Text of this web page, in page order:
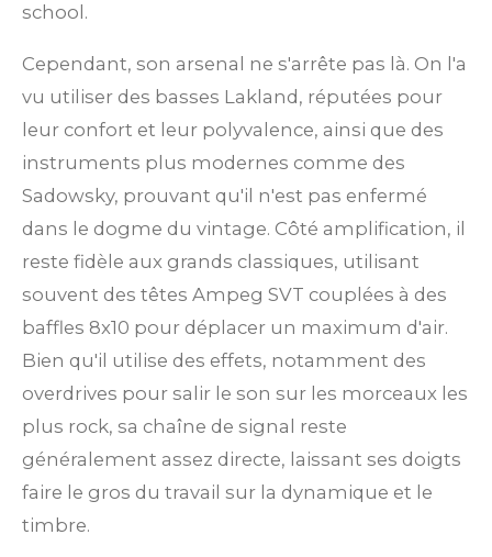
school.
Cependant, son arsenal ne s'arrête pas là. On l'a
vu utiliser des basses Lakland, réputées pour
leur confort et leur polyvalence, ainsi que des
instruments plus modernes comme des
Sadowsky, prouvant qu'il n'est pas enfermé
dans le dogme du vintage. Côté amplification, il
reste fidèle aux grands classiques, utilisant
souvent des têtes Ampeg SVT couplées à des
baffles 8x10 pour déplacer un maximum d'air.
Bien qu'il utilise des effets, notamment des
overdrives pour salir le son sur les morceaux les
plus rock, sa chaîne de signal reste
généralement assez directe, laissant ses doigts
faire le gros du travail sur la dynamique et le
timbre.